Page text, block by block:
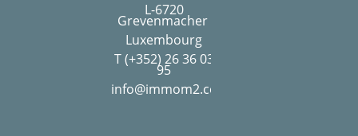
L-6720
Grevenmacher
Luxembourg
T (+352) 26 36 03
95
info@immom2.com